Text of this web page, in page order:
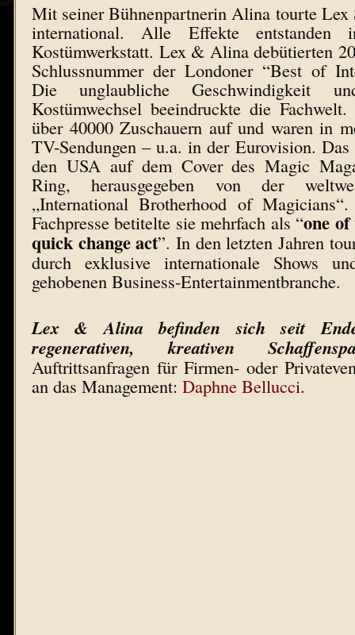
Mit seiner Bühnenpartnerin Alina tourte Lex
international. Alle Effekte entstanden
Kostümwerkstatt. Lex & Alina debütierten
Schlussnummer der Londoner “Best of
Die unglaubliche Geschwindigkeit
Kostümwechsel beeindruckte die
über 40000 Zuschauern auf und waren in
TV-Sendungen – u.a. in der Eurovision.
den USA auf dem Cover des Magic
Ring, herausgegeben von der
„International Brotherhood of
Fachpresse betitelte sie mehrfach als “one
quick change act”. In den letzten Jahren
durch exklusive internationale Shows
gehobenen Business-Entertainmentbranche.
Lex & Alina befinden sich seit
regenerativen, kreativen
Auftrittsanfragen für Firmen- oder
an das Management: Daphne Bellucci.